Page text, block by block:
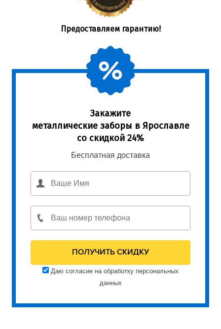
Предоставляем гарантию!
Закажите
металлические заборы в Ярославле
со скидкой 24%
Бесплатная доставка
Даю согласие на обработку персональных
данных